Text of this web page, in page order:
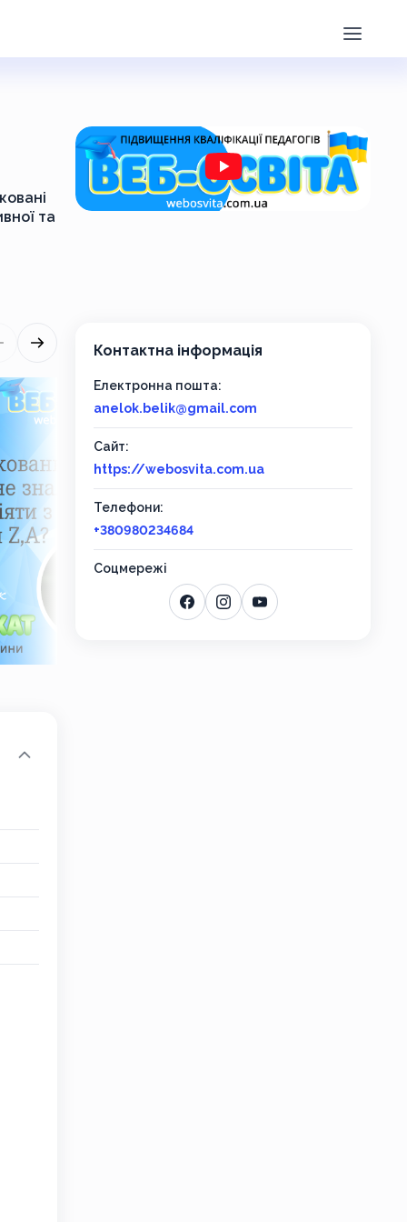
та
Контактна інформація
Електронна пошта:
anelok.belik@gmail.com
Сайт:
https://webosvita.com.ua
Телефони:
+380980234684
Соцмережі